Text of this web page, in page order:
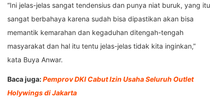
“Ini jelas-jelas sangat tendensius dan punya niat buruk, yang itu
sangat berbahaya karena sudah bisa dipastikan akan bisa
memantik kemarahan dan kegaduhan ditengah-tengah
masyarakat dan hal itu tentu jelas-jelas tidak kita inginkan,”
kata Buya Anwar.
Baca juga:Pemprov DKI Cabut Izin Usaha Seluruh Outlet
Holywings di Jakarta